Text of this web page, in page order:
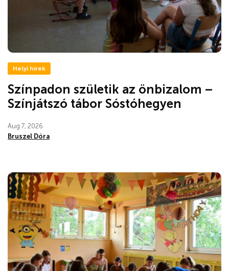
Helyi hírek
Színpadon születik az önbizalom –
Színjátszó tábor Sóstóhegyen
Aug 7, 2026
Bruszel Dóra